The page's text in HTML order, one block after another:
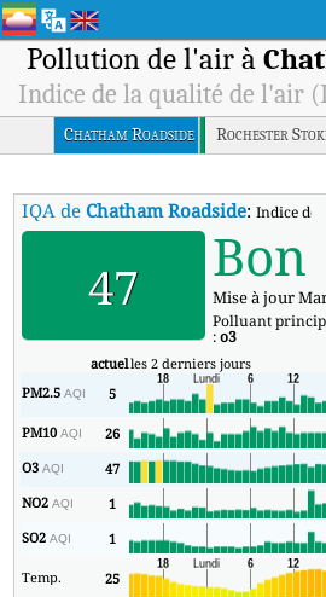
Pollution de l'air à
Indice de la qualité de l'air
Chatham Roadside Rochester
IQA deChatham Roadside:Indice de
47 Bon
Mise à jour
Polluant
:o3
actuelles 2 derniers jours
PM2.5AQI 5
PM10AQI 26
O3AQI 47
NO2AQI 1
SO2AQI 1
Temp. 25